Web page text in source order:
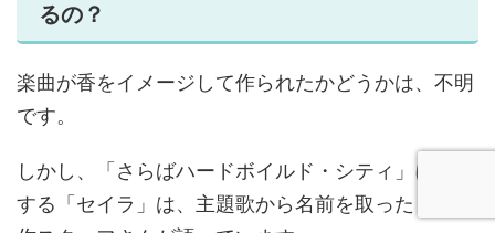
るの？
楽曲が香をイメージして作られたかどうかは、不明
です。
しかし、「さらばハードボイルド・シティ」に登場
する「セイラ」は、主題歌から名前を取ったと、制